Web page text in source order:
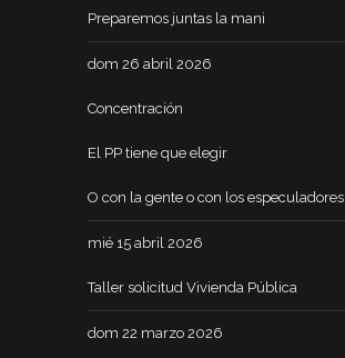
Preparemos juntas la mani
dom 26 abril 2026
Concentración
El PP tiene que elegir
O con la gente o con los especuladores
mié 15 abril 2026
Taller solicitud Vivienda Pública
dom 22 marzo 2026